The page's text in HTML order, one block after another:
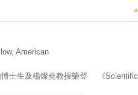
American
博士生及楊燦堯教授榮登 《Scientific